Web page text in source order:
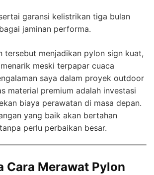
garansi kelistrikan tiga bulan
jaminan performa.
tersebut menjadikan pylon sign kuat,
meski terpapar cuaca
saya dalam proyek outdoor
material premium adalah investasi
biaya perawatan di masa depan.
yang baik akan bertahan
perlu perbaikan besar.
Cara Merawat Pylon